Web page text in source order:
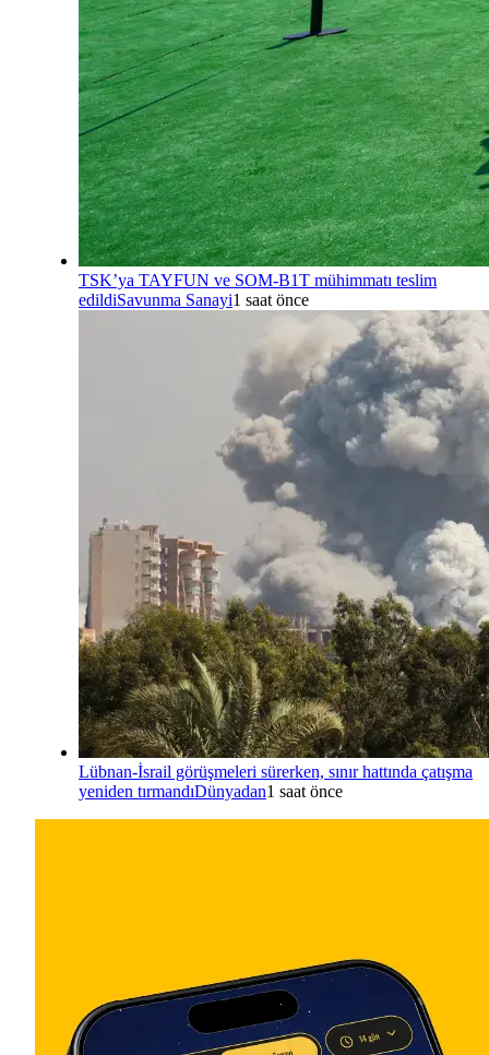
TSK’ya TAYFUN ve SOM-B1T mühimmatı teslim
edildiSavunma Sanayi1 saat önce
Lübnan-İsrail görüşmeleri sürerken, sınır hattında çatışma
yeniden tırmandıDünyadan1 saat önce